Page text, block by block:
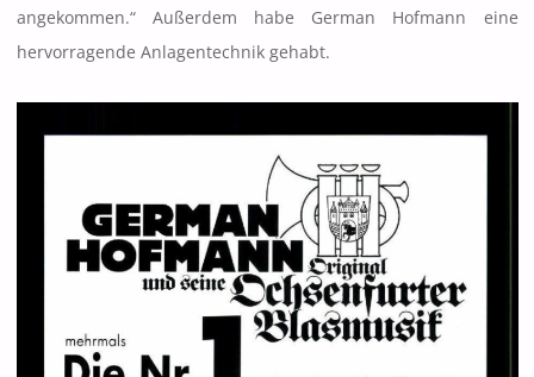
angekommen.“ Außerdem habe German Hofmann eine
hervorragende Anlagentechnik gehabt.